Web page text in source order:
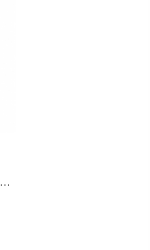
Sistem fotovoltaic Poweracu Off-Grid 1.5kwp cu invertor 3kva si stocare